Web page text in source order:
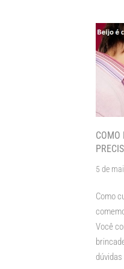
COMO
5 de
Como
Você